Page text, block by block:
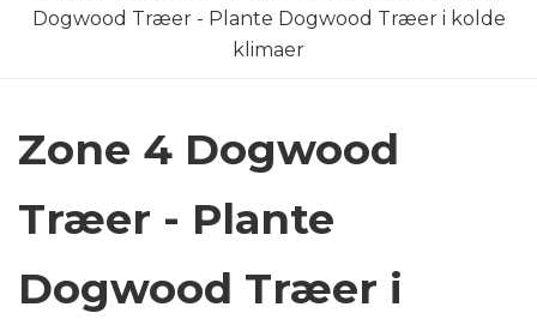
Dogwood Træer - Plante Dogwood Træer i kolde
klimaer
Zone 4 Dogwood
Træer - Plante
Dogwood Træer i